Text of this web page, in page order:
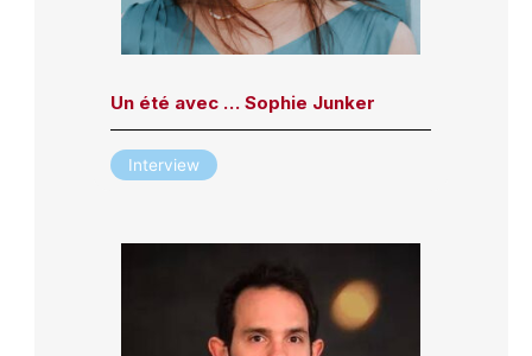
Un été avec … Sophie Junker
Interview